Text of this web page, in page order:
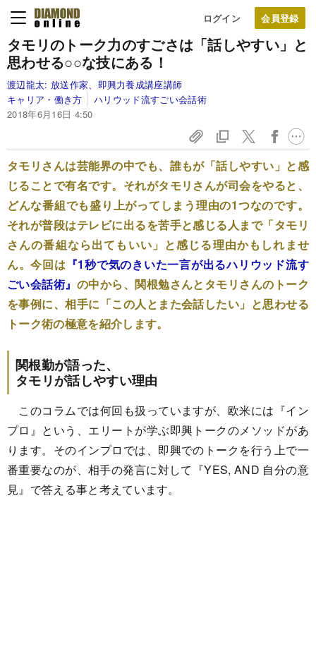
ログイン
タモリのトーク力のすごさは 「話しやすい」と
思わせる○○な技にある！
渡辺龍太: 放送作家、即興力養成講座講師
キャリア・働き方
ハリウッド流すごい会話術
2018年6月16日 4:50
タモリさんは芸能界の中でも、誰もが「話しやすい」と感
じることで有名です。それがタモリさんが司会をやると、
どんな番組でも盛り上がってしまう理由の1つなのです。
それが普段はテレビに出るを苦手と感じる人まで「タモリ
さんの番組なら出てもいい」と感じる理由かもしれませ
ん。今回は 『1秒で気のきいた一言が出るハリウッド流す
ごい会話術』 の中から、関根勉さんとタモリさんのトーク
を事例に、相手に「この人とまた会話したい」と思わせる
トーク術の極意を紹介します。
関根勤が語った、
タモリが話しやすい理由
このコラムでは何回も扱っていますが、欧米には『イン
プロ』という、エリートが学ぶ即興トークのメソッドがあ
ります。そのインプロでは、即興でのトークを行う上で一
番重要なのが、相手の発言に対して『YES, AND 自分の意
見』で答える事と考えています。